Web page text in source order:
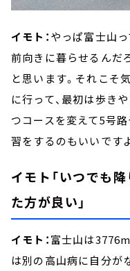
イモト：やっぱ富士山
前向きに暮らせるんだ
と思います。それこそ
に行って、最初は歩き
つコースを変えて5号
習をするのもいいです
イモト「いつでも
た方が良い」
イモト：富士山は
は別の高山病に自分が